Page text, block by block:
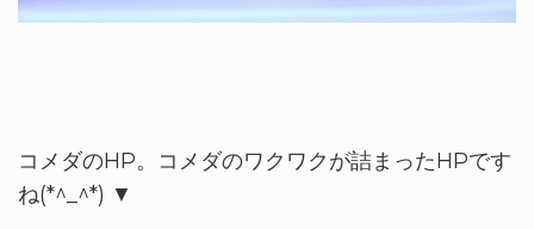
コメダのHP。コメダのワクワクが詰まったHPです
ね(*^_^*) ▼